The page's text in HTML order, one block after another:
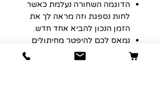
הדוגמה השחורה נעלמת כאשר
לחות נספגת וזה מראה לך את
הזמן הנכון להביא אחד חדש.
נמאס לכם להיפטר מחיתולים
מסריחים? נסה את שלנו. הוא